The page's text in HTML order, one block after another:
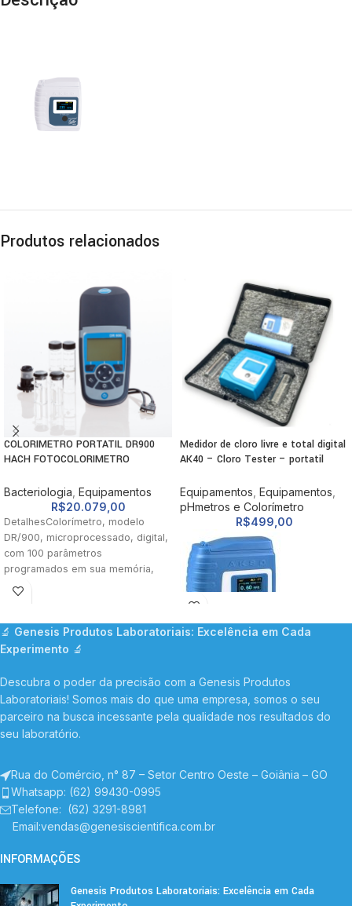
Produtos relacionados
COLORIMETRO PORTATIL DR900
HACH FOTOCOLORIMETRO
Bacteriologia Equipamentos
R$20.079,00
DetalhesColorímetro, modelo
DR/900, microprocessado, digital,
com 100 parâmetros
programados em sua memória,
inclusive pH; espaço para mais
cinco curvas
Medidor de cloro livre e total digital
AK40 – Cloro Tester – portatil
Equipamentos Equipamentos
pHmetros e Colorímetro
R$499,00
Medidor de Cloro Livre e Total
Medidor de Cloro Livre e Total da
de qualidade da água. Ideal para
🔬 Genesis Produtos Laboratoriais: Excelência em Cada
Experimento 🔬
Descubra o poder da precisão com a Genesis Produtos
Laboratoriais! Somos mais do que uma empresa, somos o seu
parceiro na busca incessante pela qualidade nos resultados do
seu laboratório.
Rua do Comércio, n° 87 – Setor Centro Oeste – Goiânia – GO
Whatsapp: (62) 99430-0995
Telefone: (62) 3291-8981
Email:vendas@genesiscientifica.com.br
INFORMAÇÕES
Genesis Produtos Laboratoriais: Excelência em Cada